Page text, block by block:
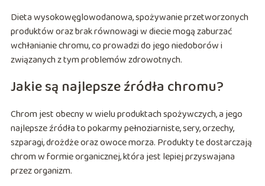
Dieta wysokowęglowodanowa, spożywanie przetworzonych
produktów oraz brak równowagi w diecie mogą zaburzać
wchłanianie chromu, co prowadzi do jego niedoborów i
związanych z tym problemów zdrowotnych.
Jakie są najlepsze źródła chromu?
Chrom jest obecny w wielu produktach spożywczych, a jego
najlepsze źródła to pokarmy pełnoziarniste, sery, orzechy,
szparagi, drożdże oraz owoce morza. Produkty te dostarczają
chrom w formie organicznej, która jest lepiej przyswajana
przez organizm.